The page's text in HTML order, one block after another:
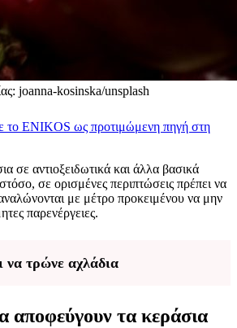
joanna-kosinska/unsplash
το ENIKOS ως προτιμώμενη πηγή στη
σε αντιοξειδωτικά και άλλα βασικά
σε ορισμένες περιπτώσεις πρέπει να
με μέτρο προκειμένου να μην
παρενέργειες.
να τρώνε αχλάδια
αποφεύγουν τα κεράσια